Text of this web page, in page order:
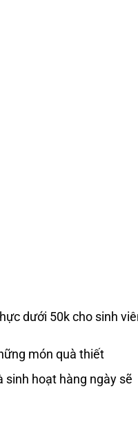
dưới 50k cho sinh
món quà thiết
sinh hoạt hàng ngày sẽ